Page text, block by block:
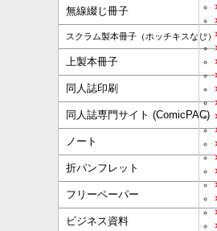
無線綴じ冊子
スクラム製本冊子（ホッチキスなし）
上製本冊子
同人誌印刷
同人誌専門サイト (ComicPAC)
ノート
折パンフレット
フリーペーパー
ビジネス資料